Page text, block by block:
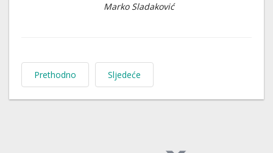
Marko Sladaković
Prethodno Sljedeće